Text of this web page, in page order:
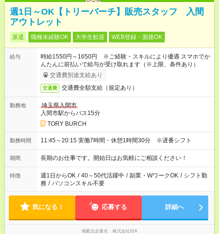
週1日～OK【トリーバーチ】販売スタッフ 入間
アウトレット
派遣 職種未経験OK 大学生歓迎 WEB登録・面接OK
給与
時給1550円～1650円 ※ご経験・スキルにより優遇 スマホでか
んたんに前払いで給与が受け取れます（※上限、条件あり）
交通費別途支給あり
交通費 交通費全額支給（規定あり）
勤務地
埼玉県入間市
入間市駅からバス15分
TORY BURCH
勤務時間 11:45～20:15 実働7時間・休憩1時間30分 ※遅番シフト
期間 長期のお仕事です。開始日はお気軽にご相談ください！
特徴 週1日からOK / 40～50代活躍中 / 副業・WワークOK / シフト勤
務 / パソコンスキル不要
気になる！ 応募する 詳細へ
掲載元企業名 株式会社iDA